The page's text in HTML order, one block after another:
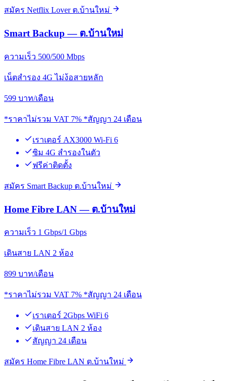
สมัคร Netflix Lover ต.บ้านใหม่
Smart Backup — ต.บ้านใหม่
ความเร็ว 500/500 Mbps
เน็ตสำรอง 4G ไม่ง้อสายหลัก
599 บาท/เดือน
*ราคาไม่รวม VAT 7% *สัญญา 24 เดือน
เราเตอร์ AX3000 Wi-Fi 6
ซิม 4G สำรองในตัว
ฟรีค่าติดตั้ง
สมัคร Smart Backup ต.บ้านใหม่
Home Fibre LAN — ต.บ้านใหม่
ความเร็ว 1 Gbps/1 Gbps
เดินสาย LAN 2 ห้อง
899 บาท/เดือน
*ราคาไม่รวม VAT 7% *สัญญา 24 เดือน
เราเตอร์ 2Gbps WiFi 6
เดินสาย LAN 2 ห้อง
สัญญา 24 เดือน
สมัคร Home Fibre LAN ต.บ้านใหม่